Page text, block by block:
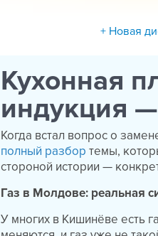
+ Новая
Кухонная
индукция
Когда встал вопрос о
полный разбор темы,
стороной истории —
Газ в Молдове: реальная
У многих в Кишинёве есть